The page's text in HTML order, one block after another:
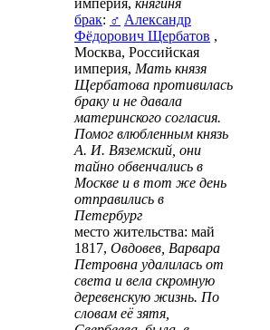
империя, княгиня
брак: ♂ Александр
Фёдорович Щербатов ,
Москва, Российская
империя, Мать князя
Щербатова противилась
браку и не давала
материнского согласия.
Помог влюбленным князь
А. И. Вяземский, они
тайно обвенчались в
Москве и в тот же день
отправились в
Петербург
место жительства: май
1817, Овдовев, Варвара
Петровна удалилась от
света и вела скромную
деревенскую жизнь. По
словам её зятя,